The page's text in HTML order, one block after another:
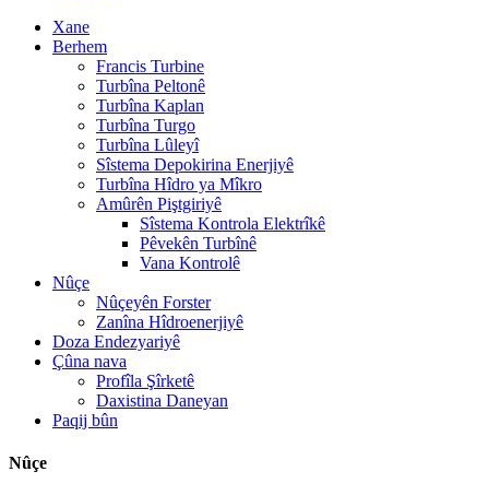
Xane
Berhem
Francis Turbine
Turbîna Peltonê
Turbîna Kaplan
Turbîna Turgo
Turbîna Lûleyî
Sîstema Depokirina Enerjiyê
Turbîna Hîdro ya Mîkro
Amûrên Piştgiriyê
Sîstema Kontrola Elektrîkê
Pêvekên Turbînê
Vana Kontrolê
Nûçe
Nûçeyên Forster
Zanîna Hîdroenerjiyê
Doza Endezyariyê
Çûna nava
Profîla Şîrketê
Daxistina Daneyan
Paqij bûn
Nûçe